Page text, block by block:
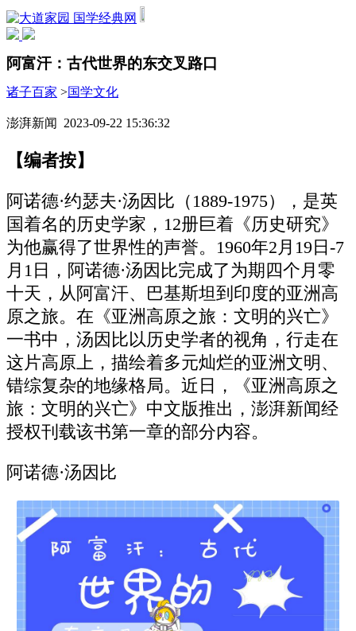
国学经典网
阿富汗：古代世界的东交叉路口
诸子百家 >国学文化
澎湃新闻 2023-09-22 15:36:32
【编者按】
阿诺德·约瑟夫·汤因比（1889-1975），是英
国着名的历史学家，12册巨着《历史研究》
为他赢得了世界性的声誉。1960年2月19日-7
月1日，阿诺德·汤因比完成了为期四个月零
十天，从阿富汗、巴基斯坦到印度的亚洲高
原之旅。在《亚洲高原之旅：文明的兴亡》
一书中，汤因比以历史学者的视角，行走在
这片高原上，描绘着多元灿烂的亚洲文明、
错综复杂的地缘格局。近日，《亚洲高原之
旅：文明的兴亡》中文版推出，澎湃新闻经
授权刊载该书第一章的部分内容。
阿诺德·汤因比